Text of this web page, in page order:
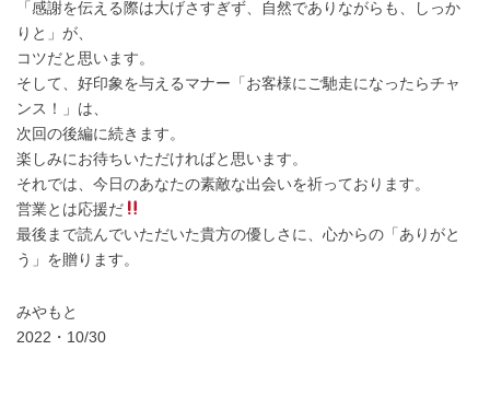
「感謝を伝える際は大げさすぎず、自然でありながらも、しっか
りと」が、
コツだと思います。
そして、好印象を与えるマナー「お客様にご馳走になったらチャ
ンス！」は、
次回の後編に続きます。
楽しみにお待ちいただければと思います。
それでは、今日のあなたの素敵な出会いを祈っております。
営業とは応援だ
最後まで読んでいただいた貴方の優しさに、心からの「ありがと
う」を贈ります。
みやもと
2022・10/30